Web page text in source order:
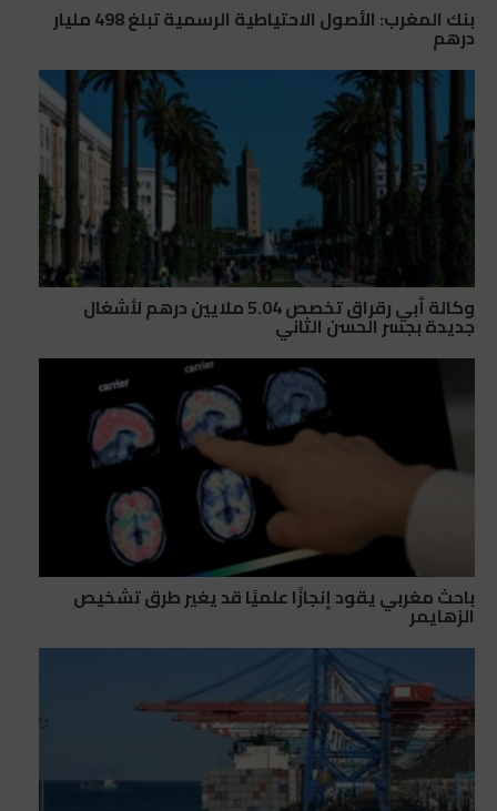
بنك المغرب: الأصول الاحتياطية الرسمية تبلغ 498 مليار
درهم
وكالة أبي رقراق تخصص 5.04 ملايين درهم لأشغال
جديدة بجسر الحسن الثاني
باحث مغربي يقود إنجازًا علميًا قد يغير طرق تشخيص
الزهايمر